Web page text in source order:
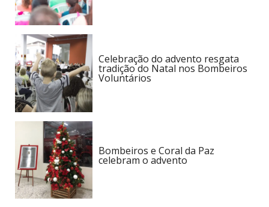
Celebração do advento resgata
tradição do Natal nos Bombeiros
Voluntários
Bombeiros e Coral da Paz
celebram o advento